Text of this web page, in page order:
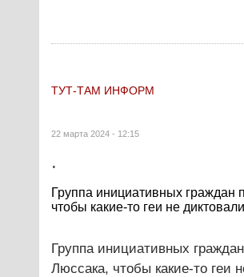
ТУТ-ТАМ ИНФОРМ
22 марта 2024 - 12:15
.
Группа инициативных граждан
чтобы какие-то геи не
Группа инициативных
Люссака, чтобы какие-то геи